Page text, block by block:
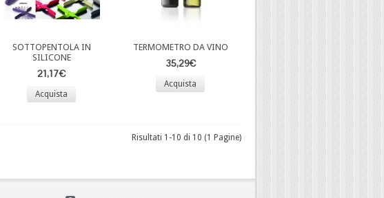
SOTTOPENTOLA IN
SILICONE
21,17€
Acquista
TERMOMETRO DA VINO
35,29€
Acquista
Risultati 1-10 di 10 (1 Pagine)